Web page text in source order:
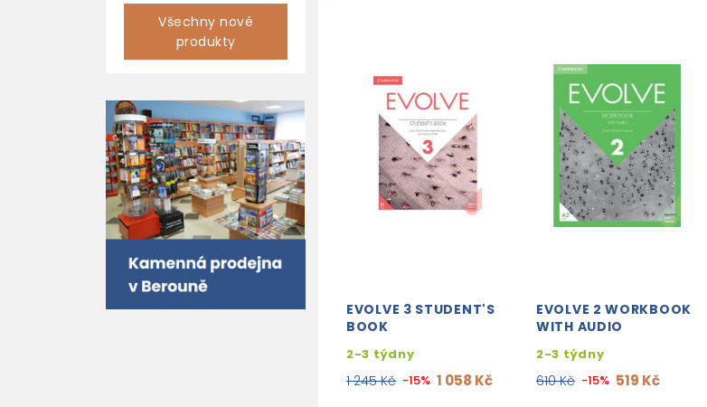
Všechny nové
produkty
EVOLVE 3 STUDENT'S
BOOK
2-3 týdny
1 245 Kč -15% 1 058 Kč
EVOLVE 2 WORKBOOK
WITH AUDIO
2-3 týdny
610 Kč -15% 519 Kč